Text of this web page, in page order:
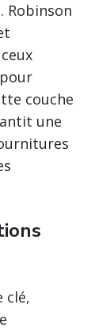
Robinson
couche
une
clé,